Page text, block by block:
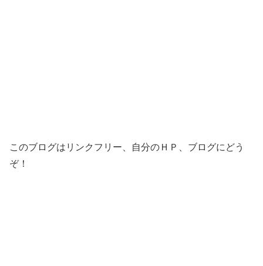
このブログはリンクフリー、自分のＨＰ、ブログにどう
ぞ！